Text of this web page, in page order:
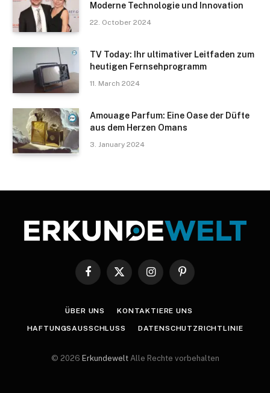
Moderne Technologie und Innovation
22. October 2024
TV Today: Ihr ultimativer Leitfaden zum
heutigen Fernsehprogramm
11. March 2024
Amouage Parfum: Eine Oase der Düfte
aus dem Herzen Omans
3. January 2024
Facebook
X
InstagramPinterest
ÜBER UNS KONTAKTIERE UNS
HAFTUNGSAUSSCHLUSS DATENSCHUTZRICHTLINIE
© 2026 Erkundewelt Alle Rechte vorbehalten